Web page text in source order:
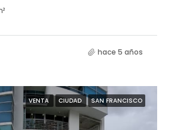
hace 5 años
VENTA CIUDAD SAN FRANCISCO